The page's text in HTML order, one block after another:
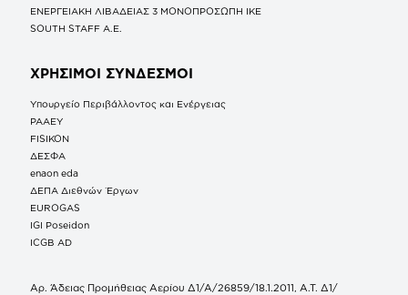
ΕΝΕΡΓΕΙΑΚΗ ΛΙΒΑΔΕΙΑΣ 3 ΜΟΝΟΠΡΟΣΩΠΗ ΙΚΕ
SOUTH STAFF Α.Ε.
ΧΡΗΣΙΜΟΙ ΣΥΝΔΕΣΜΟΙ
Υπουργείο Περιβάλλοντος και Ενέργειας
ΡΑΑΕΥ
FISIKON
ΔΕΣΦΑ
enaon eda
ΔΕΠΑ Διεθνών Έργων
EUROGAS
IGI Poseidon
ICGB AD
Αρ. Άδειας Προμήθειας Αερίου Δ1/Α/26859/18.1.2011, Α.Τ. Δ1/